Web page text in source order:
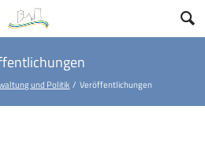
und Politik Veröffentlichungen